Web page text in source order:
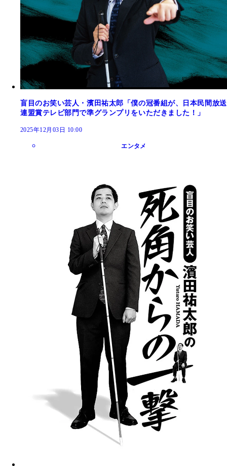
盲目のお笑い芸人・濱田祐太郎「僕の冠番組が、日本民間放送
連盟賞テレビ部門で準グランプリをいただきました！」
2025年12月03日 10:00
エンタメ